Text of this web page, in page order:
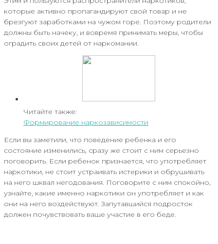
которые активно пропагандируют свой товар и не
брезгуют заработками на чужом горе. Поэтому родители
должны быть начеку, и вовремя принимать меры, чтобы
оградить своих детей от наркомании.
Читайте также:
Формирование наркозависимости
Если вы заметили, что поведение ребенка и его
состояние изменились, сразу же стоит с ним серьезно
поговорить. Если ребенок признается, что употребляет
наркотики, не стоит устраивать истерики и обрушивать
на него шквал негодования. Поговорите с ним спокойно,
узнайте, какие именно наркотики он употребляет и как
они на него воздействуют. Запутавшийся подросток
должен почувствовать ваше участие в его беде.